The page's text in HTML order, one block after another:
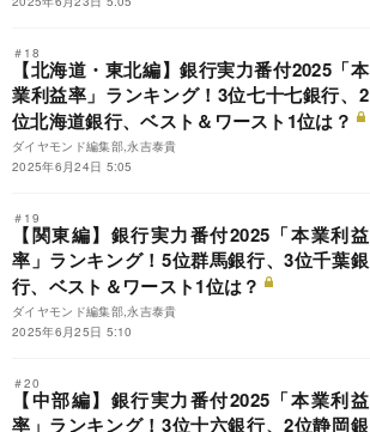
＃18
【北海道・東北編】銀行実力番付2025「本
業利益率」ランキング！3位七十七銀行、2
位北海道銀行、ベスト＆ワースト1位は？
ダイヤモンド編集部,永吉泰貴
2025年6月24日 5:05
＃19
【関東編】銀行実力番付2025「本業利益
率」ランキング！5位群馬銀行、3位千葉銀
行、ベスト＆ワースト1位は？
ダイヤモンド編集部,永吉泰貴
2025年6月25日 5:10
＃20
【中部編】銀行実力番付2025「本業利益
率」ランキング！3位十六銀行、2位静岡銀